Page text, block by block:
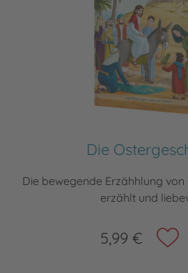
Die
Die bewegende Erzähhlung
erzählt und
5,99 €